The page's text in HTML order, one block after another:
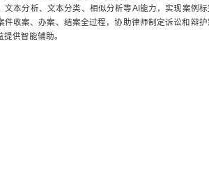
文本分析、文本分类、相似分析等AI能力，实现案例
件收案、办案、结案全过程，协助律师制定诉讼和辩
供智能辅助。